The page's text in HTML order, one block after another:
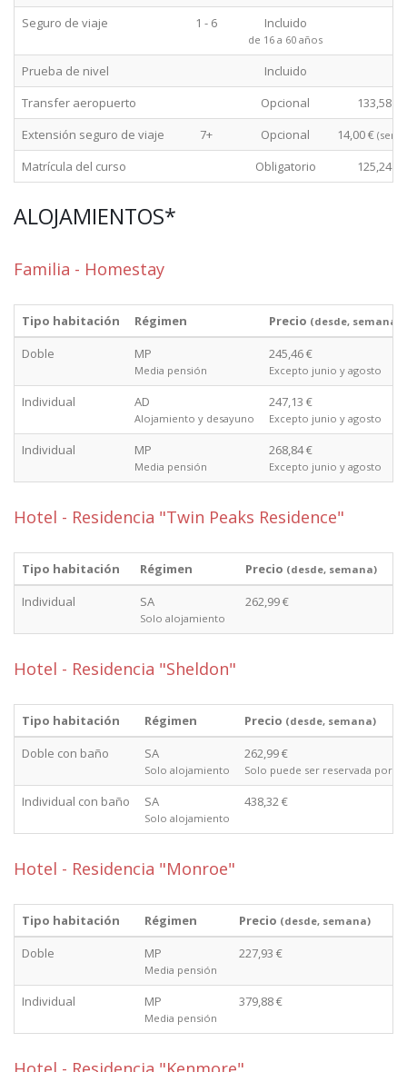
Seguro de viaje
1 - 6 Incluido
de 16 a 60 años
Prueba de nivel
Incluido
Transfer aeropuerto
Opcional
133,58 €
Extensión seguro de viaje
7+ Opcional 14,00 €
Matrícula del curso Obligatorio 125,24 €
ALOJAMIENTOS*
Familia - Homestay
Tipo habitación Régimen Precio (desde, semana)
Doble MP
Media pensión
245,46 €
Excepto junio y agosto
Individual AD
Alojamiento y desayuno
247,13 €
Excepto junio y agosto
Individual MP
Media pensión
268,84 €
Excepto junio y agosto
Hotel - Residencia "Twin Peaks Residence"
Tipo habitación Régimen Precio (desde, semana)
Individual SA
Solo alojamiento
262,99 €
Hotel - Residencia "Sheldon"
Tipo habitación Régimen Precio (desde, semana)
Doble con baño SA
Solo alojamiento
262,99 €
Solo puede ser reservada por
Individual con baño SA
Solo alojamiento
438,32 €
Hotel - Residencia "Monroe"
Tipo habitación Régimen Precio (desde, semana)
Doble MP
Media pensión
227,93 €
Individual MP
Media pensión
379,88 €